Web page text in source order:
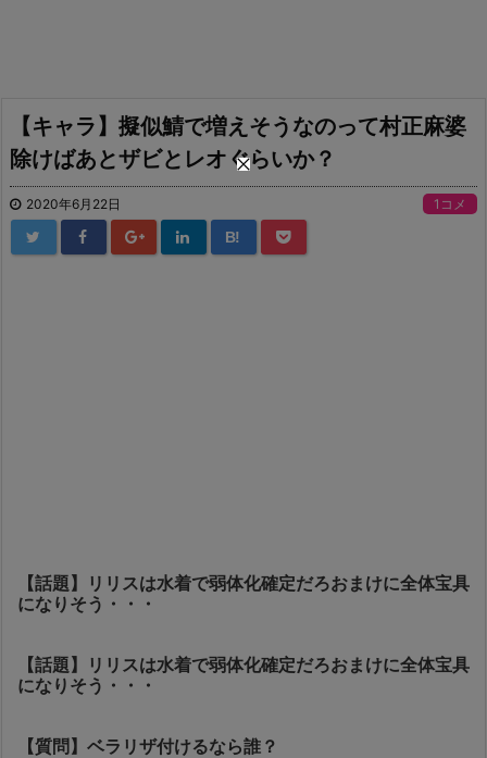
【キャラ】擬似鯖で増えそうなのって村正麻婆
除けばあとザビとレオぐらいか？
2020年6月22日 1コメ
B!
【話題】リリスは水着で弱体化確定だろおまけに全体宝具
になりそう・・・
【話題】リリスは水着で弱体化確定だろおまけに全体宝具
になりそう・・・
【質問】ベラリザ付けるなら誰？